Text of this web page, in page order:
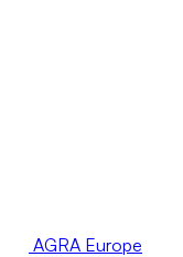
AGRA Europe